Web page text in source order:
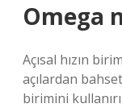
Omega
Açısal hızın
açılardan
birimini